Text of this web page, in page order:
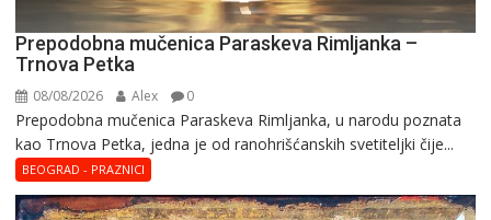
Prepodobna mučenica Paraskeva Rimljanka –
Trnova Petka
08/08/2026 Alex 0
Prepodobna mučenica Paraskeva Rimljanka, u narodu poznata
kao Trnova Petka, jedna je od ranohrišćanskih svetiteljki čije...
BEOGRAD - PRAZNICI